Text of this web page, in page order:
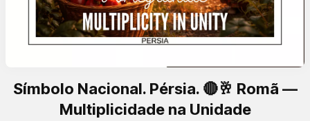
Símbolo Nacional. Pérsia. 🔴🥂 Romã —
Multiplicidade na Unidade